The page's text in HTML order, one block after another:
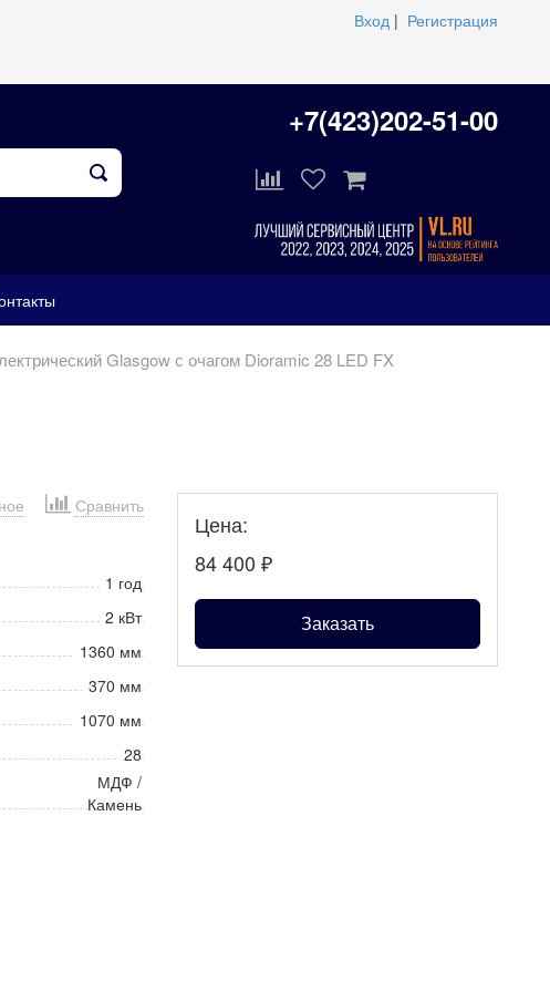
Вход | Регистрация
+7(423)202-51-00
Glasgow с очагом Dioramic 28 LED FX
Сравнить
1 год
2 кВт
1360 мм
370 мм
1070 мм
28
МДФ /
Камень
Цена:
84 400 ₽
Заказать